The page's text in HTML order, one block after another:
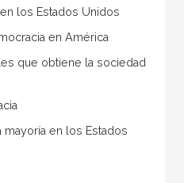
los Estados Unidos
en América
que obtiene la sociedad
en los Estados